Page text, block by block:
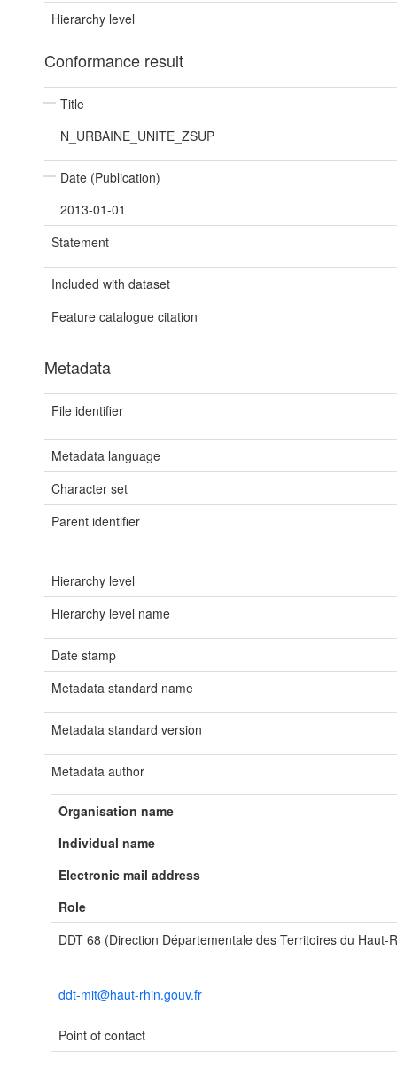
Hierarchy level
Conformance result
Title
N_URBAINE_UNITE_ZSUP
Date (Publication)
2013-01-01
Statement
Included with dataset
Feature catalogue citation
Metadata
File identifier
Metadata language
Character set
Parent identifier
Hierarchy level
Hierarchy level name
Date stamp
Metadata standard name
Metadata standard version
Metadata author
Organisation name
Individual name
Electronic mail address
Role
DDT 68 (Direction Départementale des Territoires du Haut-
ddt-mit@haut-rhin.gouv.fr
Point of contact